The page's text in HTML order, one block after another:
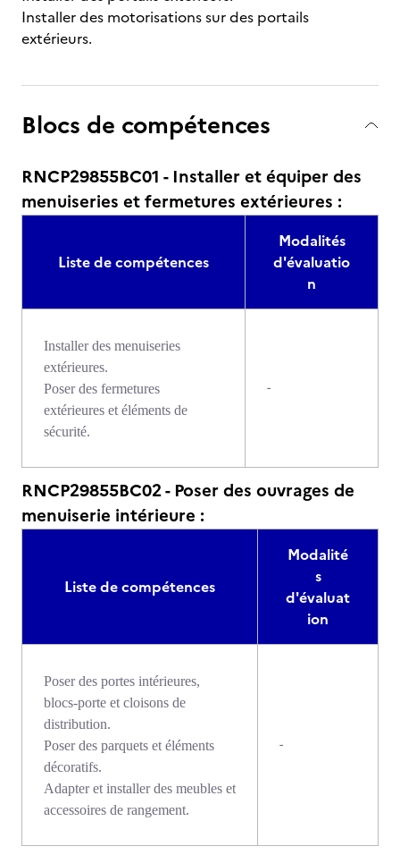
Installer des motorisations sur des portails
extérieurs.
Blocs de compétences
RNCP29855BC01 - Installer et équiper des
menuiseries et fermetures extérieures :
Liste de compétences
Modalités
d'évaluatio
n
Installer des menuiseries
extérieures.
Poser des fermetures
extérieures et éléments de
sécurité.
-
RNCP29855BC02 - Poser des ouvrages de
menuiserie intérieure :
Liste de compétences
Modalité
s
d'évaluat
ion
Poser des portes intérieures,
blocs-porte et cloisons de
distribution.
Poser des parquets et éléments
décoratifs.
Adapter et installer des meubles et
accessoires de rangement.
-